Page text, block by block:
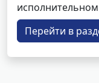
Перейти в